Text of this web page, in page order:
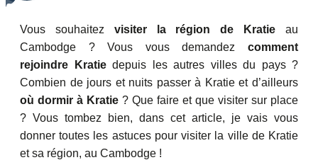
Vous souhaitez visiter la région de Kratie au
Cambodge ? Vous vous demandez comment
rejoindre Kratiedepuis les autres villes du pays ?
Combien de jours et nuits passer à Kratie et d’ailleurs
où dormir à Kratie ? Que faire et que visiter sur place
? Vous tombez bien, dans cet article, je vais vous
donner toutes les astuces pour visiter la ville de Kratie
et sa région, au Cambodge !